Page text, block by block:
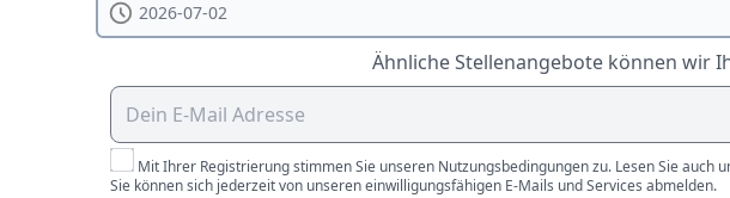
2026-07-02
Ähnliche Stellenangebote können wir
Mit Ihrer Registrierung stimmen Sie unseren Nutzungsbedingungen zu. Lesen Sie
Sie können sich jederzeit von unseren einwilligungsfähigen E-Mails und Services abmelden.